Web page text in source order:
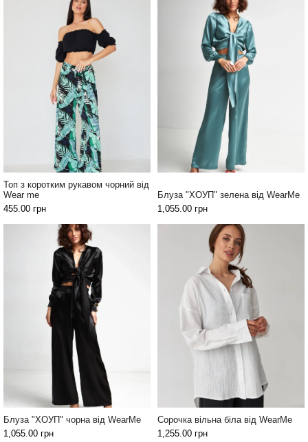
Топ з коротким рукавом чорний від
Wear me
455.00 грн
Блуза "ХОУП" зелена від WearMe
1,055.00 грн
Блуза "ХОУП" чорна від WearMe
1,055.00 грн
Сорочка вільна біла від WearMe
1,255.00 грн